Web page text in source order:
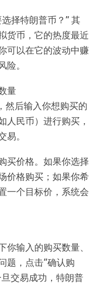
择特朗普币？” 其
货币，它的热度最近
可以在它的波动中赚
险。
量
然后输入你想购买的
人民币）进行购买，
易。
买价格。如果你选择
价格购买；如果你希
一个目标价，系统会
你输入的购买数量、
题，点击“确认购
交易成功，特朗普